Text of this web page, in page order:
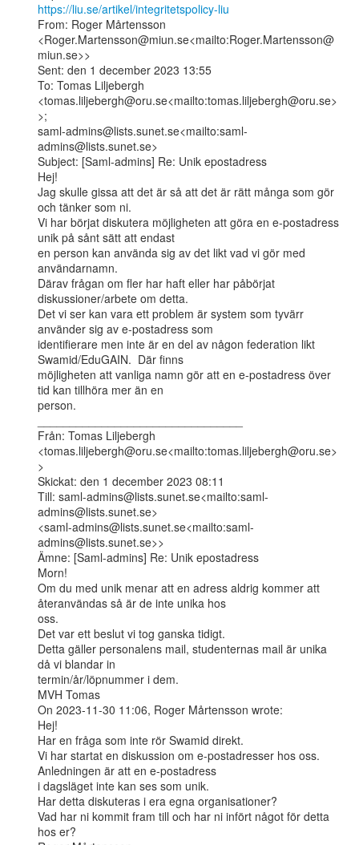
https://liu.se/artikel/integritetspolicy-liu
From: Roger Mårtensson
<Roger.Martensson@miun.se<mailto:Roger.Martensson@
miun.se>>
Sent: den 1 december 2023 13:55
To: Tomas Liljebergh
<tomas.liljebergh@oru.se<mailto:tomas.liljebergh@oru.se>
>;
saml-admins@lists.sunet.se<mailto:saml-
admins@lists.sunet.se>
Subject: [Saml-admins] Re: Unik epostadress
Hej!
Jag skulle gissa att det är så att det är rätt många som gör
och tänker som ni.
Vi har börjat diskutera möjligheten att göra en e-postadress
unik på sånt sätt att endast
en person kan använda sig av det likt vad vi gör med
användarnamn.
Därav frågan om fler har haft eller har påbörjat
diskussioner/arbete om detta.
Det vi ser kan vara ett problem är system som tyvärr
använder sig av e-postadress som
identifierare men inte är en del av någon federation likt
Swamid/EduGAIN.  Där finns
möjligheten att vanliga namn gör att en e-postadress över
tid kan tillhöra mer än en
person.
Från: Tomas Liljebergh
<tomas.liljebergh@oru.se<mailto:tomas.liljebergh@oru.se>
>
Skickat: den 1 december 2023 08:11
Till: saml-admins@lists.sunet.se<mailto:saml-
admins@lists.sunet.se>
<saml-admins@lists.sunet.se<mailto:saml-
admins@lists.sunet.se>>
Ämne: [Saml-admins] Re: Unik epostadress
Morn!
Om du med unik menar att en adress aldrig kommer att
återanvändas så är de inte unika hos
oss.
Det var ett beslut vi tog ganska tidigt.
Detta gäller personalens mail, studenternas mail är unika
då vi blandar in
termin/år/löpnummer i dem.
MVH Tomas
On 2023-11-30 11:06, Roger Mårtensson wrote:
Hej!
Har en fråga som inte rör Swamid direkt.
Vi har startat en diskussion om e-postadresser hos oss.
Anledningen är att en e-postadress
i dagsläget inte kan ses som unik.
Har detta diskuteras i era egna organisationer?
Vad har ni kommit fram till och har ni infört något för detta
hos er?